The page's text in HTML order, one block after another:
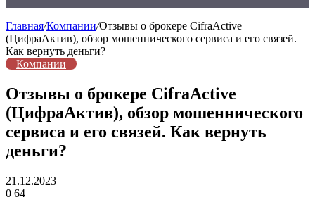
Главная/Компании/Отзывы о брокере CifraActive
(ЦифраАктив), обзор мошеннического сервиса и его связей.
Как вернуть деньги?
Компании
Отзывы о брокере CifraActive
(ЦифраАктив), обзор мошеннического
сервиса и его связей. Как вернуть
деньги?
21.12.2023
0 64